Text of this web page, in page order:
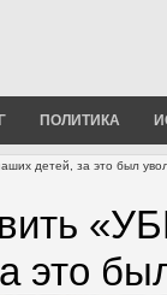
ПОЛИТИКА
детей, за это был
это